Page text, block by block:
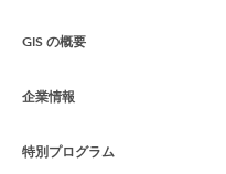
マッピング
Esri Community
ArcGIS ブログ
GIS の概要
GIS とは
ロケーション インテリジェンス
企業情報
Esri について
特別プログラム